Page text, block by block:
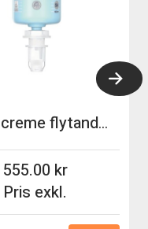
Duschcreme flytande Tork S4 1000ml 6st/fp
Pris exkl.
555.00